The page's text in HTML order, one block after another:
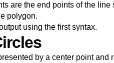
are the end points of the line
polygon.
using the first syntax.
by a center point and